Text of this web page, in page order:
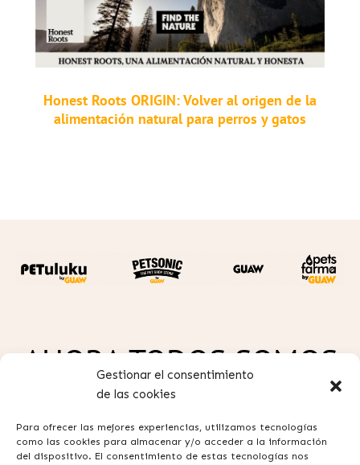
Gestionar el consentimiento
de las cookies
Para ofrecer las mejores experiencias, utilizamos tecnologías
como las cookies para almacenar y/o acceder a la información
del dispositivo. El consentimiento de estas tecnologías nos
Honest Roots ORIGIN: Volver al origen de la
alimentación natural para perros y gatos
AHORA TODOS SOMOS
GUAW